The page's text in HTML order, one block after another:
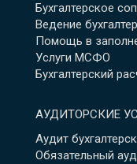
Бухгалтерское
Ведение
Помощь в
Услуги МСФО
Бухгалтерский
АУДИТОРСКИЕ
Аудит
Обязательный